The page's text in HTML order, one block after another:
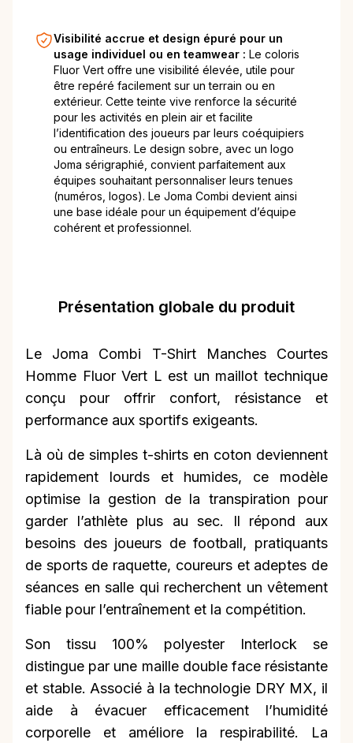
Visibilité accrue et design épuré pour un
usage individuel ou en teamwear : Le coloris
Fluor Vert offre une visibilité élevée, utile pour
être repéré facilement sur un terrain ou en
extérieur. Cette teinte vive renforce la sécurité
pour les activités en plein air et facilite
l’identification des joueurs par leurs coéquipiers
ou entraîneurs. Le design sobre, avec un logo
Joma sérigraphié, convient parfaitement aux
équipes souhaitant personnaliser leurs tenues
(numéros, logos). Le Joma Combi devient ainsi
une base idéale pour un équipement d’équipe
cohérent et professionnel.
Présentation globale du produit
Le Joma Combi T-Shirt Manches Courtes
Homme Fluor Vert L est un maillot technique
conçu pour offrir confort, résistance et
performance aux sportifs exigeants.
Là où de simples t-shirts en coton deviennent
rapidement lourds et humides, ce modèle
optimise la gestion de la transpiration pour
garder l’athlète plus au sec. Il répond aux
besoins des joueurs de football, pratiquants
de sports de raquette, coureurs et adeptes de
séances en salle qui recherchent un vêtement
fiable pour l’entraînement et la compétition.
Son tissu 100% polyester Interlock se
distingue par une maille double face résistante
et stable. Associé à la technologie DRY MX, il
aide à évacuer efficacement l’humidité
corporelle et améliore la respirabilité. La